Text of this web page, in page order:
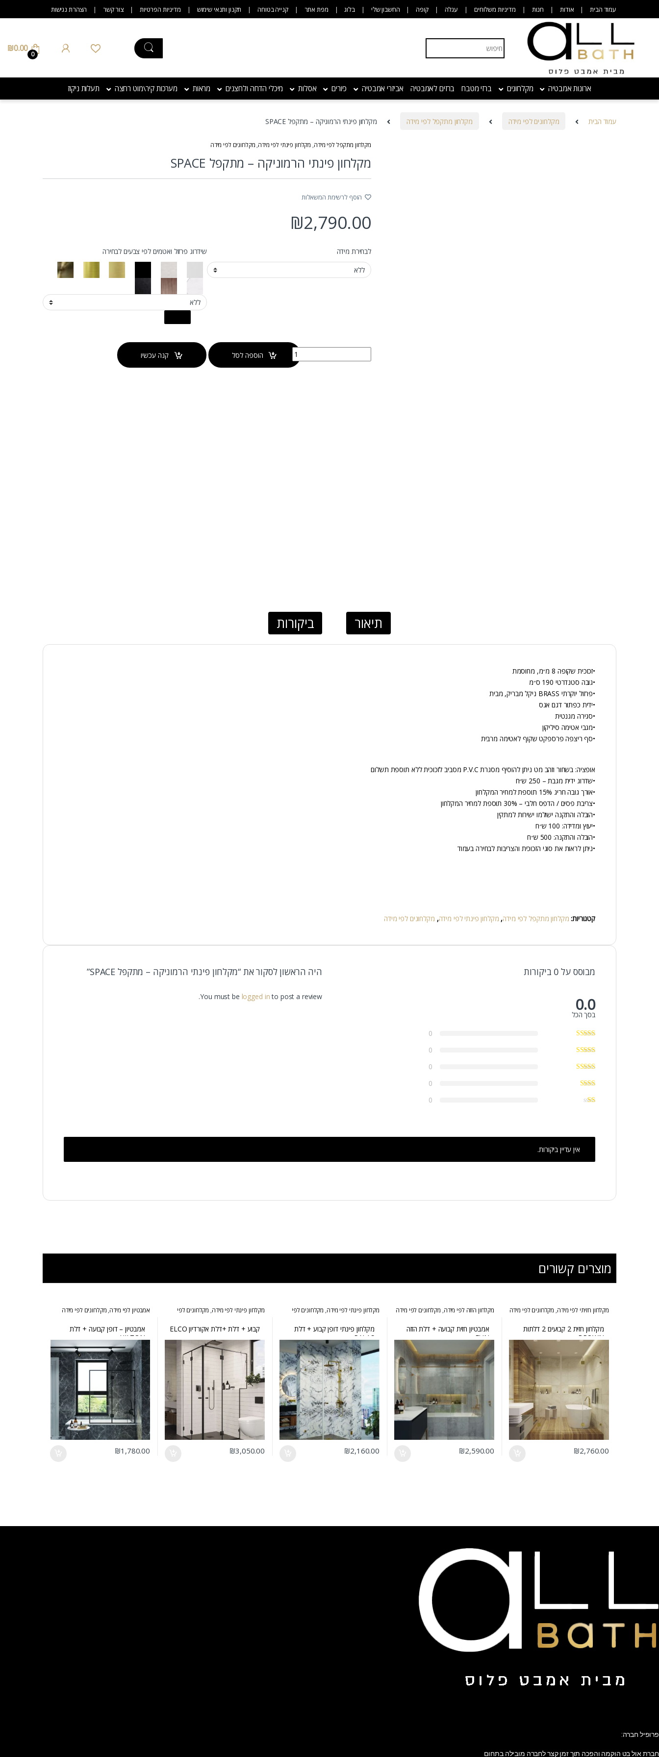
עמוד הבית אודות חנות מדיניות משלוחים עגלה קופה החשבון שלי בלוג מפת אתר קנייה בטוחה תקנון ותנאי שימוש מדיניות הפרטיות צור קשר הצהרת נגישות
Search for:
0
₪0.00
ארונות אמבטיה מקלחונים ברזי מטבח ברזים לאמבטיה אביזרי אמבטיה כיורים אסלות מיכלי הדחה ולחצנים מראות מערכות קיר\מוט רחצה תעלות ניקוז
עמוד הבית מקלחונים לפי מידה מקלחון מתקפל לפי מידה מקלחון פינתי הרמוניקה – מתקפל SPACE
מקלחון מתקפל לפי מידה, מקלחון פינתי לפי מידה,מקלחונים לפי מידה
מקלחון פינתי הרמוניקה – מתקפל SPACE
הוסף לרשימת המשאלות
₪2,790.00
לבחירת מידה שידרוג פרזול ואטמים לפי צבעים לבחירה
כמות של מקלחון פינתי הרמוניקה - מתקפל SPACEהוספה לסל קנה עכשיו
תיאור ביקורות
•זכוכית שקופה 8 מ״מ, מחוסמת
•גובה סטנדרטי 190 ס״מ
•פרזול יוקרתי BRASS ניקל מבריק, מבית
•ידית כפתור דגם אגס
•סגירה מגנטית
•מגבי אטימה סיליקון
•סף ריצפה פרספקט שקוף לאטימה מרבית
אופציה: בשחור וזהב מט ניתן להוסיף מסגרת P.V.C מסביב לזכוכית ללא תוספת תשלום
•שדרוג ידית מגבת – 250 ש״ח
•אורך גובה חריג 15% תוספת למחיר המקלחון
•צריבת פסים / הדפס חלבי – 30% תוספת למחיר המקלחון
•הובלה והתקנה ישולמו ישירות למתקין
•יעוץ ומדידה: 100 ש״ח
•הובלה והתקנה: 500 ש״ח
•ניתן לראות את סוגי הזכוכית והצריבות לבחירה בעמוד
קטגוריות: מקלחון מתקפל לפי מידה, מקלחון פינתי לפי מידה, מקלחונים לפי מידה
מבוסס על 0 ביקורות
0.0
בסך הכל
0
0
0
0
0
היה הראשון לסקור את “מקלחון פינתי הרמוניקה – מתקפל SPACE”
You must be logged into post a review.
אין עדיין ביקורות.
מוצרים קשורים
מקלחון חזיתי לפי מידה, מקלחונים לפי מידה
מקלחון חזית 2 קבועים 2 דלתות
BROWN
₪2,760.00
מקלחון הזזה לפי מידה, מקלחונים לפי מידה
אמבטיון חזית קבועה + דלת הזזה
FUN
₪2,590.00
מקלחון פינתי לפי מידה, מקלחונים לפי
מידה
מקלחון פינתי דופן קבוע + דלת
PALAS
₪2,160.00
מקלחון פינתי לפי מידה, מקלחונים לפי
מידה
קבוע + דלת +דלת אקורדיון ELCO
₪3,050.00
אמבטיון לפי מידה, מקלחונים לפי מידה
אמבטיון – דופן קבועה + דלת
HILTON
₪1,780.00
פרופיל חברה:
חברת אול בט הוקמה והפכה תוך זמן קצר לחברה מובילה בתחום